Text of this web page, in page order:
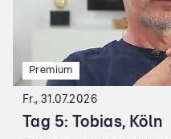
Premium
Fr., 31.07.2026
Tag 5: Tobias, Köln